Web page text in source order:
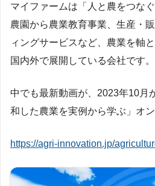
マイファームは「人と農をつな
農園から農業教育事業、生産・
ィングサービスなど、農業を軸
国内外で展開している会社です。
中でも最新動画が、2023年10月
和した農業を実例から学ぶ」オン
https://agri-innovation.jp/